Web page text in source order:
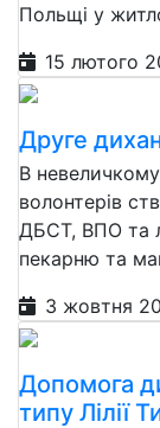
Польщі у
15 лютого
Друге
В
волонтерів
ДБСТ, ВПО та
пекарню та
3 жовтня
Допомога
типу Лілії